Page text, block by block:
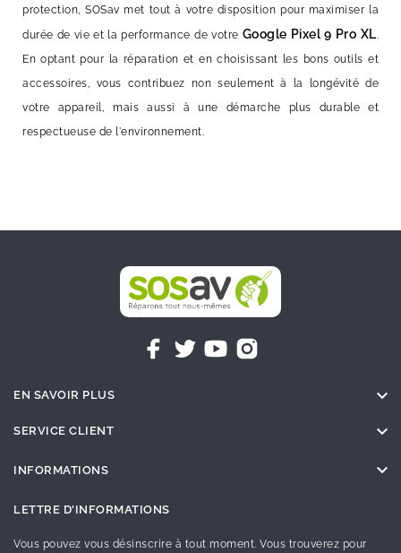
protection, SOSav met tout à votre disposition pour maximiser la
durée de vie et la performance de votre Google Pixel 9 Pro XL
En optant pour la réparation et en choisissant les bons outils et
accessoires, vous contribuez non seulement à la longévité de
votre appareil, mais aussi à une démarche plus durable et
respectueuse de l'environnement.
EN SAVOIR PLUS 
SERVICE CLIENT 
INFORMATIONS 
LETTRE D'INFORMATIONS
Vous pouvez vous désinscrire à tout moment. Vous trouverez pour